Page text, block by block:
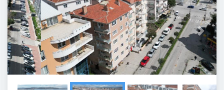
Previous Next